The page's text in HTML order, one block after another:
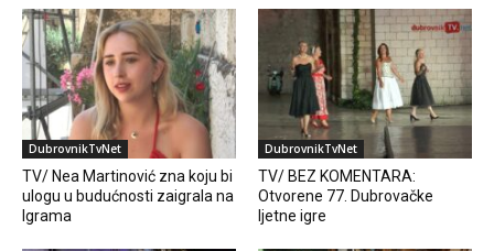
DubrovnikTvNet
TV/ Nea Martinović zna koju bi
ulogu u budućnosti zaigrala na
Igrama
DubrovnikTvNet
TV/ BEZ KOMENTARA:
Otvorene 77. Dubrovačke
ljetne igre